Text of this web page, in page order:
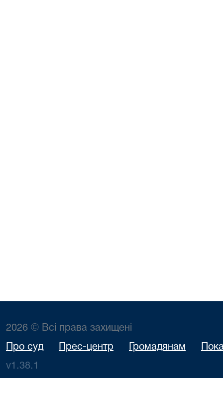
2026 © Всі права захищені
Про суд Прес-центр Громадянам
v1.38.1